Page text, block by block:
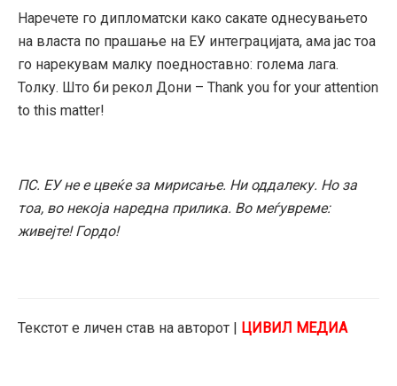
Наречете го дипломатски како сакате однесувањето
на власта по прашање на ЕУ интеграцијата, ама јас тоа
го нарекувам малку поедноставно: голема лага.
Толку. Што би рекол Дони – Thank you for your attention
to this matter!
ПС. ЕУ не е цвеќе за мирисање. Ни оддалеку. Но за
тоа, во некоја наредна прилика. Во меѓувреме:
живејте! Гордо!
Текстот е личен став на авторот | ЦИВИЛ МЕДИА